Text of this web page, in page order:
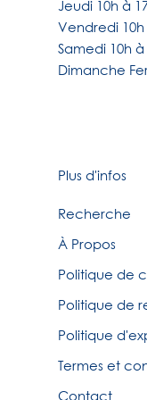
Jeudi 10h à
Vendredi 10h
Samedi 10h à
Dimanche
Plus d'infos
Recherche
À Propos
Politique de
Politique de
Politique
Termes et
Contact